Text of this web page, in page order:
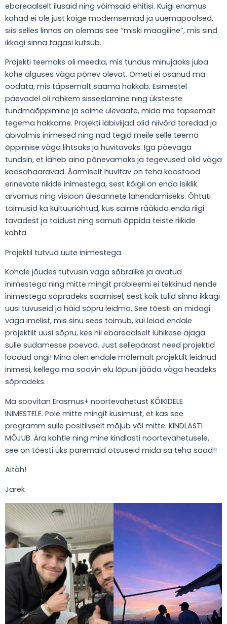
ebareaalselt ilusaid ning võimsaid ehitisi. Kuigi enamus
kohad ei ole just kõige modernsemad ja uuemapoolsed,
siis selles linnas on olemas see “miski maagiline”, mis sind
ikkagi sinna tagasi kutsub.
Projekti teemaks oli meedia, mis tundus minujaoks juba
kohe alguses väga põnev olevat. Ometi ei osanud ma
oodata, mis täpsemalt saama hakkab. Esimestel
päevadel oli rohkem sisseelamine ning üksteiste
tundmaõppimine ja saime ülevaate, mida me täpsemalt
tegema hakkame. Projekti läbiviijad olid niivõrd toredad ja
abivalmis inimesed ning nad tegid meile selle teema
õppimise väga lihtsaks ja huvitavaks. Iga päevaga
tundsin, et läheb aina põnevamaks ja tegevused olid väga
kaasahaaravad. Äärmiselt huvitav on teha koostööd
erinevate riikide inimestega, sest kõigil on enda isiklik
arvamus ning visioon ülesannete lahendamiseks. Õhtuti
toimusid ka kultuuriõhtud, kus saime rääkida enda riigi
tavadest ja toidust ning samuti õppida teiste riikide
kohta.
Projektil tutvud uute inimestega.
Kohale jõudes tutvusin väga sõbralike ja avatud
inimestega ning mitte mingit probleemi ei tekkinud nende
inimestega sõpradeks saamisel, sest kõik tulid sinna ikkagi
uusi tuvuseid ja häid sõpru leidma. See tõesti on midagi
väga imelist, mis sinu sees toimub, kui leiad endale
projektilt uusi sõpru, kes nii ebareaalselt lühikese ajaga
sulle südamesse poevad. Just sellepärast need projektid
loodud ongi! Mina olen endale mõlemalt projektilt leidnud
inimesi, kellega ma soovin elu lõpuni jääda väga headeks
sõpradeks.
Ma soovitan Erasmus+ noortevahetust KÕIKIDELE
INIMESTELE. Pole mitte mingit küsimust, et kas see
programm sulle positiivselt mõjub või mitte. KINDLASTI
MÕJUB. Ära kahtle ning mine kindlasti noortevahetusele,
see on tõesti üks paremaid otsuseid mida sa teha saad!!
Aitäh!
Jarek